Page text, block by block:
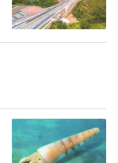
一报价2980
区六县，当
所在的商州区